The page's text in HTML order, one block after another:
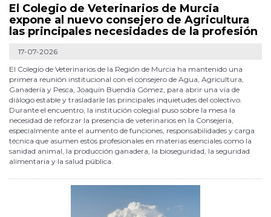
El Colegio de Veterinarios de Murcia
expone al nuevo consejero de Agricultura
las principales necesidades de la profesión
17-07-2026
El Colegio de Veterinarios de la Región de Murcia ha mantenido una
primera reunión institucional con el consejero de Agua, Agricultura,
Ganadería y Pesca, Joaquín Buendía Gómez, para abrir una vía de
diálogo estable y trasladarle las principales inquietudes del colectivo.
Durante el encuentro, la institución colegial puso sobre la mesa la
necesidad de reforzar la presencia de veterinarios en la Consejería,
especialmente ante el aumento de funciones, responsabilidades y carga
técnica que asumen estos profesionales en materias esenciales como la
sanidad animal, la producción ganadera, la bioseguridad, la seguridad
alimentaria y la salud pública.